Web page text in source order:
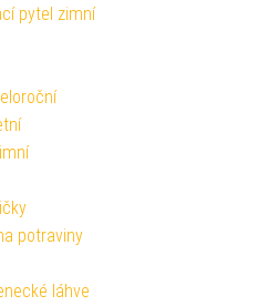
pytel zimní
potraviny
láhve